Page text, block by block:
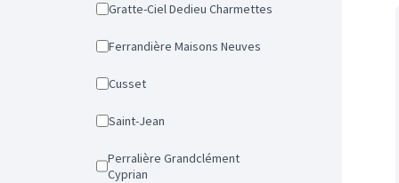
Gratte-Ciel Dedieu Charmettes
Ferrandière Maisons Neuves
Cusset
Saint-Jean
Perralière Grandclément
Cyprian